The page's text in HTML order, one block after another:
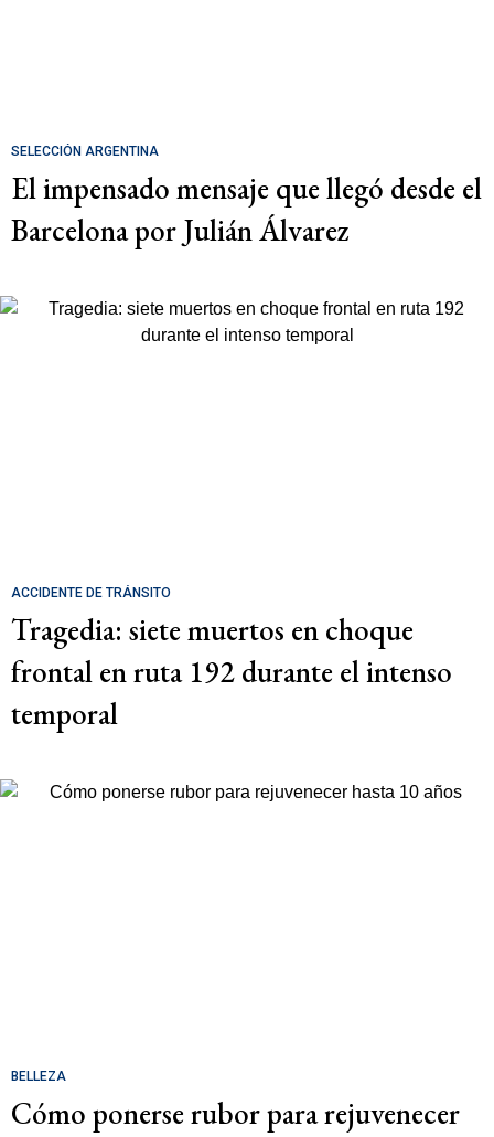
SELECCIÓN ARGENTINA
El impensado mensaje que llegó desde el
Barcelona por Julián Álvarez
ACCIDENTE DE TRÁNSITO
Tragedia: siete muertos en choque
frontal en ruta 192 durante el intenso
temporal
BELLEZA
Cómo ponerse rubor para rejuvenecer